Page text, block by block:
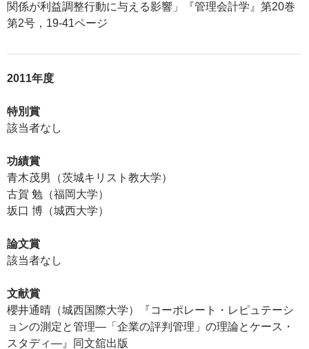
関係が利益調整行動に与える影響」『管理会計学』第20巻
第2号，19-41ページ
2011年度
特別賞
該当者なし
功績賞
青木茂男（茨城キリスト教大学）
古賀 勉（福岡大学）
坂口 博（城西大学）
論文賞
該当者なし
文献賞
櫻井通晴（城西国際大学）『コーポレート・レピュテーシ
ョンの測定と管理―「企業の評判管理」の理論とケース・
スタディ―』同文舘出版